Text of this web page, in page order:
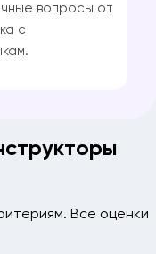
вопросы от
с
Все оценки